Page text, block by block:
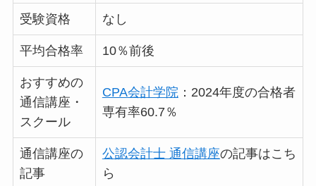
受験資格 なし
平均合格率 10％前後
おすすめの
通信講座・
スクール
CPA会計学院：2024年度の合格者
専有率60.7％
通信講座の
記事
公認会計士 通信講座の記事はこち
ら